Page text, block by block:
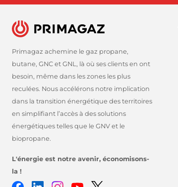
Primagaz achemine le gaz propane,
butane, GNC et GNL, là où ses clients en ont
besoin, même dans les zones les plus
reculées. Nous accélérons notre implication
dans la transition énergétique des territoires
en simplifiant l’accès à des solutions
énergétiques telles que le GNV et le
biopropane.
L'énergie est notre avenir, économisons-
la !